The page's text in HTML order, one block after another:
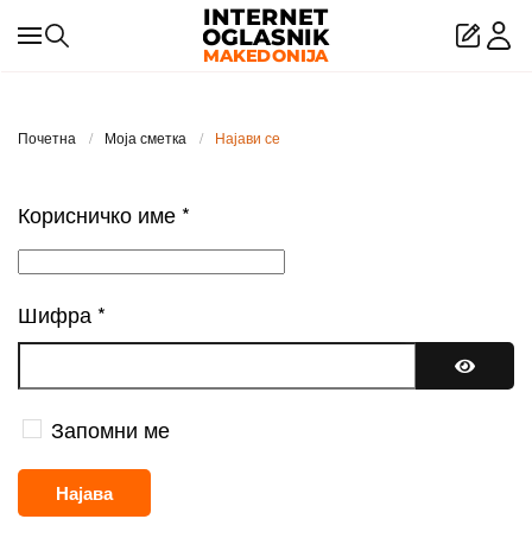
Skip to main content
Почетна Моја сметка Најави се
Корисничко име *
Шифра *
Запомни ме
Најава